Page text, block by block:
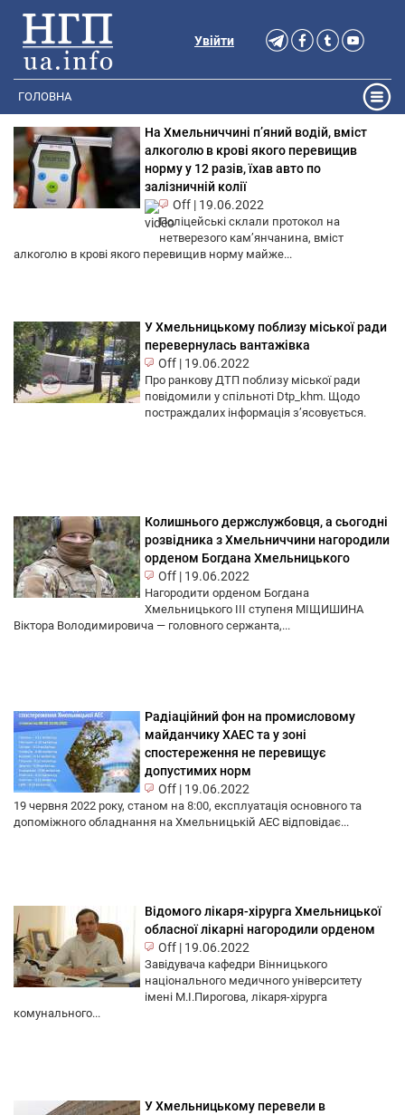
Увійти
ГОЛОВНА
На Хмельниччині п’яний водій, вміст
алкоголю в крові якого перевищив
норму у 12 разів, їхав авто по
залізничній колії
Off | 19.06.2022
Поліцейські склали протокол на
нетверезого кам’янчанина, вміст
алкоголю в крові якого перевищив норму майже...
У Хмельницькому поблизу міської ради
перевернулась вантажівка
Off | 19.06.2022
Про ранкову ДТП поблизу міської ради
повідомили у спільноті Dtp_khm. Щодо
постраждалих інформація з’ясовується.
Колишнього держслужбовця, а сьогодні
розвідника з Хмельниччини нагородили
орденом Богдана Хмельницького
Off | 19.06.2022
Нагородити орденом Богдана
Хмельницького ІІІ ступеня МІЩИШИНА
Віктора Володимировича — головного сержанта,...
Радіаційний фон на промисловому
майданчику ХАЕС та у зоні
спостереження не перевищує
допустимих норм
Off | 19.06.2022
19 червня 2022 року, станом на 8:00, експлуатація основного та
допоміжного обладнання на Хмельницькій АЕС відповідає...
Відомого лікаря-хірурга Хмельницької
обласної лікарні нагородили орденом
Off | 19.06.2022
Завідувача кафедри Вінницького
національного медичного університету
імені М.І.Пирогова, лікаря-хірурга
комунального...
У Хмельницькому перевели в